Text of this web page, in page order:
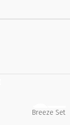
SOLD OUT
Breeze Set